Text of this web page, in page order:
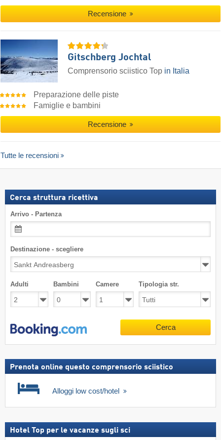
Recensione
Gitschberg Jochtal
Comprensorio sciistico Top in Italia
Preparazione delle piste
Famiglie e bambini
Recensione
Tutte le recensioni
Cerca struttura ricettiva
Arrivo - Partenza
Destinazione - scegliere
Adulti Bambini Camere Tipologia str.
Cerca
Prenota online questo comprensorio sciistico
Alloggi low cost/hotel
Hotel Top per le vacanze sugli sci